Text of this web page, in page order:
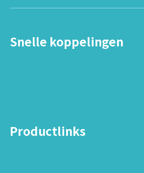
Snelle koppelingen
Productlinks